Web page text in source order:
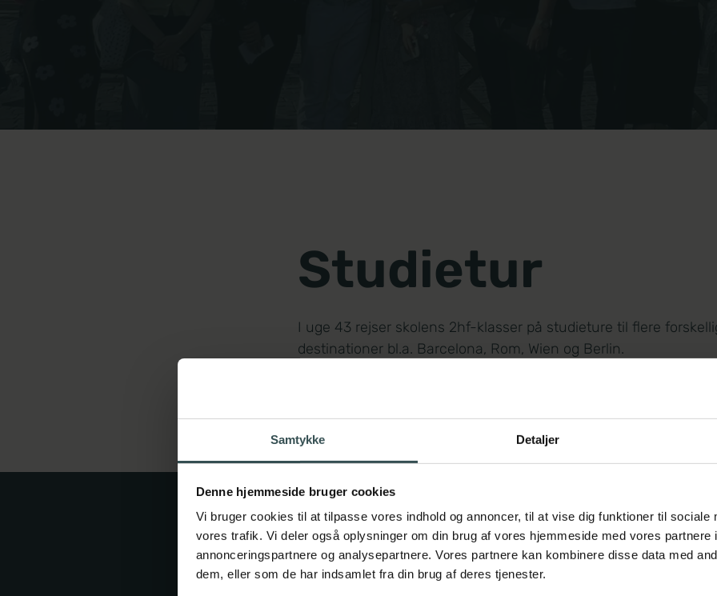
Samtykke Detaljer
Denne hjemmeside bruger cookies
Vi bruger cookies til at tilpasse vores indhold og annoncer, til at vise dig funktioner til sociale
vores trafik. Vi deler også oplysninger om din brug af vores hjemmeside med vores partnere
annonceringspartnere og analysepartnere. Vores partnere kan kombinere disse data med
dem, eller som de har indsamlet fra din brug af deres tjenester.
Studietur
I uge 43 rejser skolens 2hf-klasser på studieture til flere
destinationer bl.a. Barcelona, Rom, Wien og Berlin.
Sundhed